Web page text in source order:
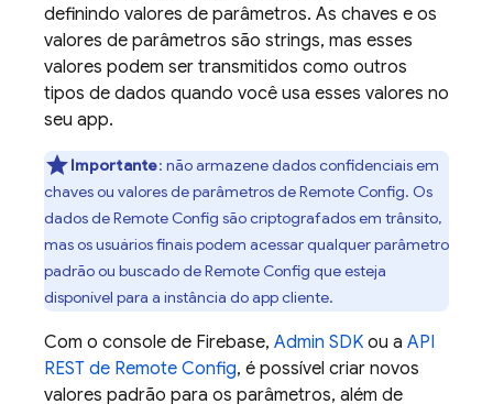
definindo valores de parâmetros. As chaves e os
valores de parâmetros são strings, mas esses
valores podem ser transmitidos como outros
tipos de dados quando você usa esses valores no
seu app.
Importante: não armazene dados confidenciais em
chaves ou valores de parâmetros deRemote Config. Os
dados deRemote Config são criptografados em trânsito,
mas os usuários finais podem acessar qualquer parâmetro
padrão ou buscado deRemote Config que esteja
disponível para a instância do app cliente.
Com o console de Firebase, Admin SDK ou a API
REST de Remote Config, é possível criar novos
valores padrão para os parâmetros, além de